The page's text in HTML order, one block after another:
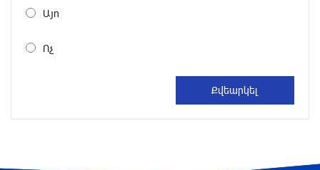
ՌԴ ԶՈւ-ն վերահսկողության տակ է վերցրել
Այո
Ոչ